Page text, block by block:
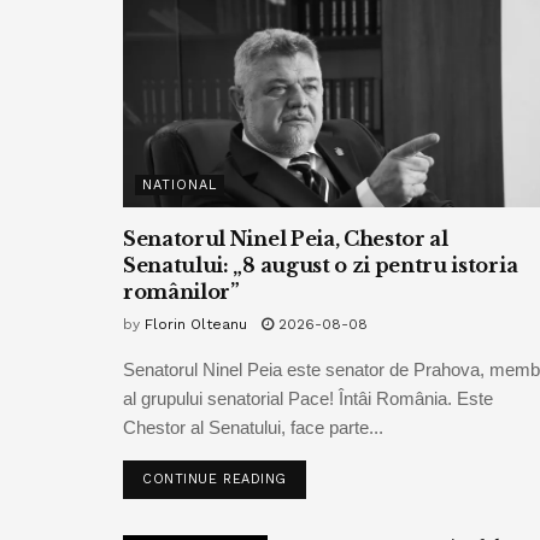
NATIONAL
Senatorul Ninel Peia, Chestor al
Senatului: „8 august o zi pentru istoria
românilor”
by Florin Olteanu 2026-08-08
Senatorul Ninel Peia este senator de Prahova,
al grupului senatorial Pace! Întâi România. Este
Chestor al Senatului, face parte...
CONTINUE READING